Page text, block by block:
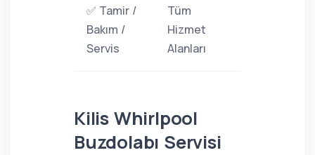
✅ Tamir /
Bakım /
Servis
Tüm
Hizmet
Alanları
Kilis Whirlpool
Buzdolabı Servisi